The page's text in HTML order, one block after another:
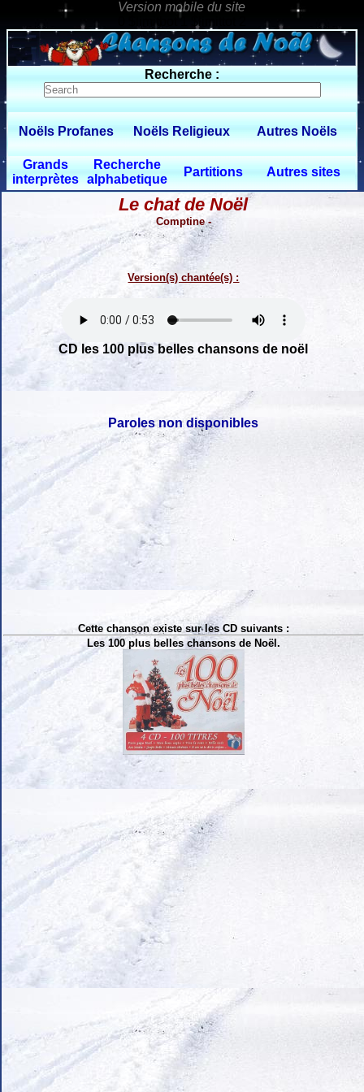
0 $limitbot 1 $limittot 2
Recherche :
Noëls Profanes Noëls Religieux Autres Noëls
Grands
interprètes
Recherche
alphabetique
Partitions Autres sites
Le chat de Noël
Comptine -
Version(s) chantée(s) :
CD les 100 plus belles chansons de noël
Paroles non disponibles
Cette chanson existe sur les CD suivants :
Les 100 plus belles chansons de Noël.